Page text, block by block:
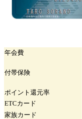
年会費
付帯保険
ポイント 還元率
ETCカード
家族カード